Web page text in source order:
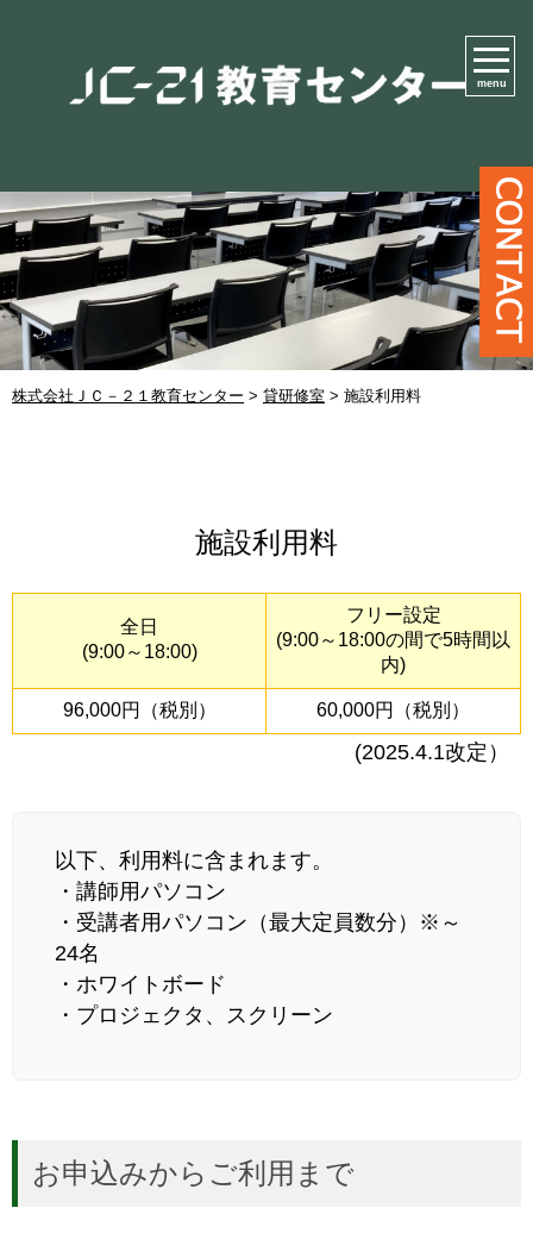
menu
株式会社ＪＣ－２１教育センター > 貸研修室 > 施設利用料
施設利用料
全日
(9:00～18:00)
フリー設定
(9:00～18:00の間で5時間以
内)
96,000円（税別） 60,000円（税別）
(2025.4.1改定）
以下、利用料に含まれます。
・講師用パソコン
・受講者用パソコン（最大定員数分）※～
24名
・ホワイトボード
・プロジェクタ、スクリーン
お申込みからご利用まで